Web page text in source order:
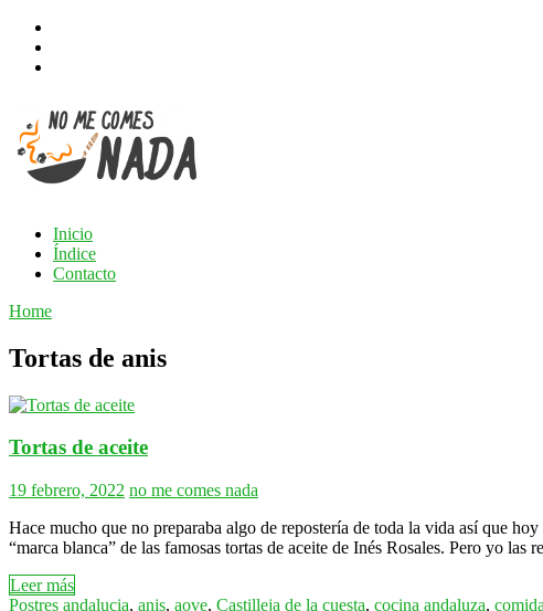
Inicio
Índice
Contacto
Home
Tortas de anis
Tortas de aceite
19 febrero, 2022 no me comes nada
Hace mucho que no preparaba algo de repostería de toda la vida así que
“marca blanca” de las famosas tortas de aceite de Inés Rosales. Pero yo
Leer más
Postres andalucia, anis, aove, Castilleja de la cuesta, cocina andaluza,